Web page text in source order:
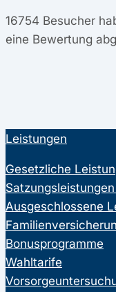
16754 Besucher
eine Bewertung
Leistungen
Gesetzliche
Ausgeschlossene
Bonusprogramme
Wahltarife